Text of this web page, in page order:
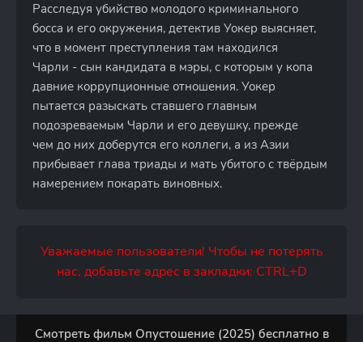
Расследуя убийство молодого криминального
босса и его окружения, детектив Уокер выясняет,
что в момент преступления там находился
Чарли - сын кандидата в мэры, с которым у копа
давние коррупционные отношения. Уокер
пытается разыскать ставшего главным
подозреваемым Чарли и его девушку, прежде
чем до них доберутся его коллеги, а из Азии
прибывает глава триады и мать убитого с твёрдым
намерением покарать виновных.
Уважаемые пользователи! Чтобы не потерять
нас, добавьте адрес в закладки: CTRL+D
Смотреть фильм Опустошение (2025) бесплатно в